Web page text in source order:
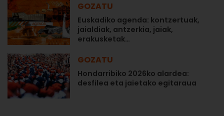
GOZATU
Euskadiko agenda: kontzertuak,
jaialdiak, antzerkia, jaiak,
erakusketak…
GOZATU
Hondarribiko 2026ko alardea:
desfilea eta jaietako egitaraua